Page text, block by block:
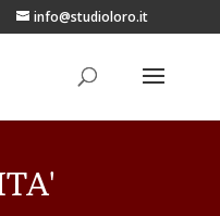
info@studioloro.it